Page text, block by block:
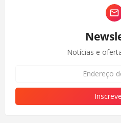
Notícias e